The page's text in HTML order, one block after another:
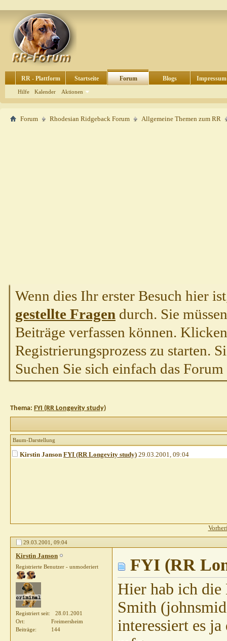
RR - Plattform Startseite Forum
Hilfe Kalender Aktionen
Blogs Impressum
Forum Rhodesian Ridgeback Forum Allgemeine Themen zum RR
Wenn dies Ihr erster Besuch hier
gestellte Fragen durch. Sie
Beiträge verfassen können.
Registrierungsprozess zu starten.
Suchen Sie sich einfach das
Thema: FYI (RR Longevity study)
Baum-Darstellung
Kirstin Janson FYI (RR Longevity study) 29.03.2001, 09:04
29.03.2001, 09:04
Kirstin Janson
Registrierte Benutzer - unmoderiert
Registriert seit
28.01.2001
Ort
Freimersheim
Beiträge
144
FYI (RR
Hier hab ich die
Smith
interessiert es ja